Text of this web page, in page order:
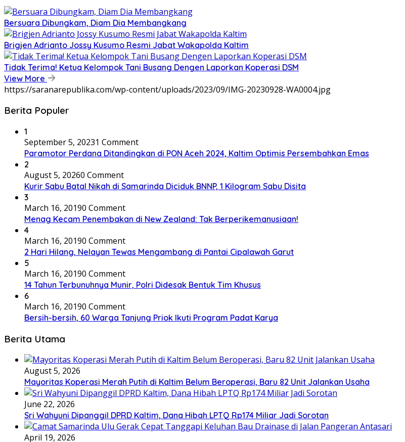
Bersuara Dibungkam, Diam Dia Membangkang
Brigjen Adrianto Jossy Kusumo Resmi Jabat Wakapolda Kaltim
Tidak Terima! Ketua Kelompok Tani Busang Dengen Laporkan Koperasi DSM
View More
https://saranarepublika.com/wp-content/uploads/2023/09/IMG-20230928-WA0004.jpg
Berita Populer
1
September 5, 20231 Comment
Paramotor Perdana Ditandingkan di PON Aceh 2024, Kaltim Optimis Persembahkan Emas
2
August 5, 20260 Comment
Kurir Sabu Batal Nikah di Samarinda Diciduk BNNP, 1 Kilogram Sabu Disita
3
March 16, 20190 Comment
Menag Kecam Penembakan di New Zealand: Tak Berperikemanusiaan!
4
March 16, 20190 Comment
2 Hari Hilang, Nelayan Tewas Mengambang di Pantai Cipalawah Garut
5
March 16, 20190 Comment
14 Tahun Terbunuhnya Munir, Polri Didesak Bentuk Tim Khusus
6
March 16, 20190 Comment
Bersih-bersih, 60 Warga Tanjung Priok Ikuti Program Padat Karya
Berita Utama
August 5, 2026
Mayoritas Koperasi Merah Putih di Kaltim Belum Beroperasi, Baru 82 Unit Jalankan Usaha
June 22, 2026
Sri Wahyuni Dipanggil DPRD Kaltim, Dana Hibah LPTQ Rp174 Miliar Jadi Sorotan
April 19, 2026